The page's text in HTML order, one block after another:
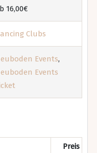
16,00€
Clubs
Events,
Events
Preis